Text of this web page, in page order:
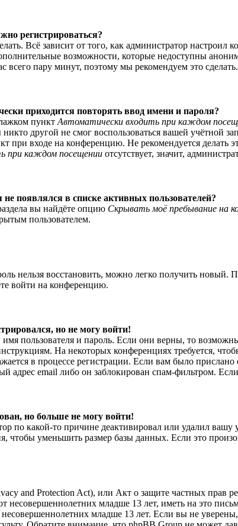
регистрироваться?
Всё зависит от того, как администратор
возможности, которые недоступны
всего пару минут, поэтому мы рекомендуем это сделать.
приходится повторять ввод имени и пароля?
пункт Автоматически входить при каждом
никто другой не смог воспользоваться вашей учётной
при входе на конференцию. Не рекомендуется делать
при каждом посещении отсутствует, значит,
появлялся в списке активных пользователей?
вы найдёте опцию Скрывать моё пребывание на
пользователем.
нельзя восстановить, можно легко получить
войти на конференцию.
но не могу войти!
имя пользователя и пароль. Если они верны, то
На некоторых конференциях требуется,
в процессе регистрации. Если вам было
адрес email либо он заблокирован спам-фильтром.
но больше не могу войти!
по какой-то причине деактивировал или удалил
чтобы уменьшить размер базы данных. Если это
and Protection Act), или Акт о защите частных прав
несовершеннолетних младше 13 лет, иметь на это
младше 13 лет. Если вы не